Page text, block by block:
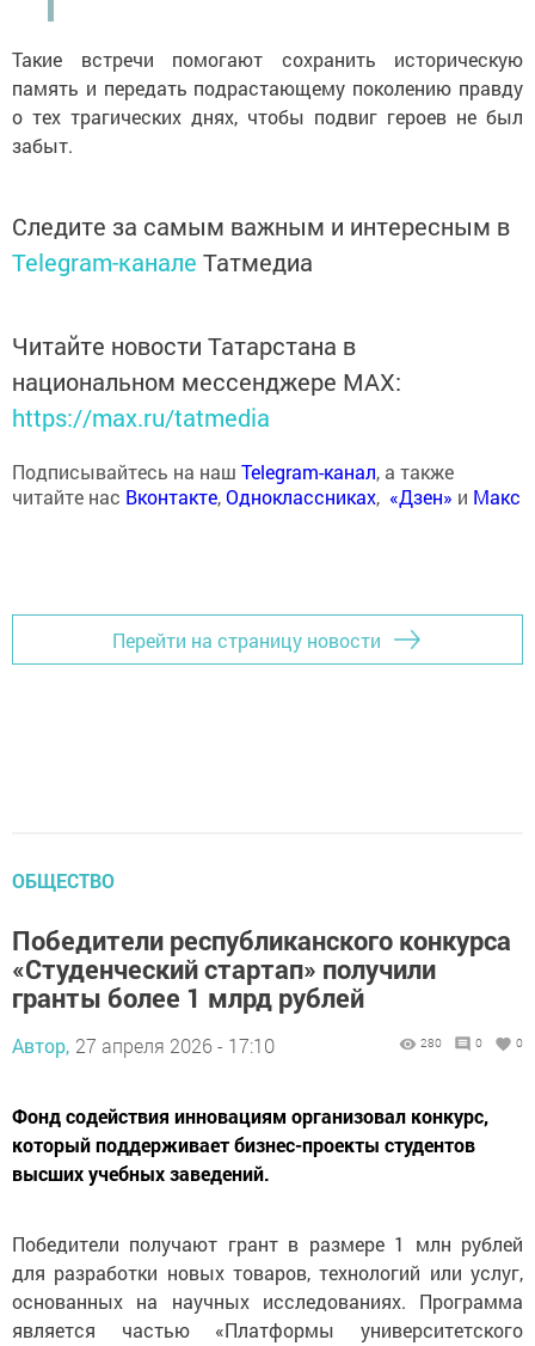
Такие встречи помогают сохранить историческую
память и передать подрастающему поколению правду
о тех трагических днях, чтобы подвиг героев не был
забыт.
Следите за самым важным и интересным в
Telegram-канале Татмедиа
Читайте новости Татарстана в
национальном мессенджере MАХ:
https://max.ru/tatmedia
Подписывайтесь на наш Telegram-канал, а также
читайте нас Вконтакте,Одноклассниках, «Дзен» и Макс
Перейти на страницу новости
ОБЩЕСТВО
Победители республиканского конкурса
«Студенческий стартап» получили
гранты более 1 млрд рублей
Автор, 27 апреля 2026 - 17:10 280 0 0
Фонд содействия инновациям организовал конкурс,
который поддерживает бизнес-проекты студентов
высших учебных заведений.
Победители получают грант в размере 1 млн рублей
для разработки новых товаров, технологий или услуг,
основанных на научных исследованиях. Программа
является частью «Платформы университетского